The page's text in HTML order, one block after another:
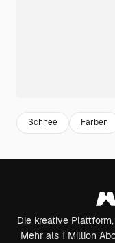
Schnee Farben
Die kreative
Mehr als 1 Million